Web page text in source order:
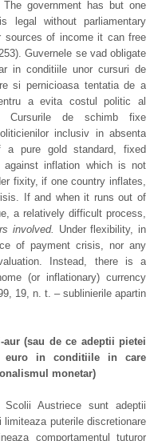
government has but one
legal without parliamentary
sources of income it can free
Guvernele se vad obligate
in conditiile unor cursuri de
si pernicioasa tentatia de a
a evita costul politic al
Cursurile de schimb fixe
inclusiv in absenta
a pure gold standard, fixed
against inflation which is not
fixity, if one country inflates,
If and when it runs out of
a relatively difficult process,
involved. Under flexibility, in
of payment crisis, nor any
Instead, there is a
(or inflationary) currency
19, n. t. – sublinierile apartin
(sau de ce adeptii pietei
euro in conditiile in care
monetar)
Austriece sunt adeptii
puterile discretionare
comportamentul tuturor